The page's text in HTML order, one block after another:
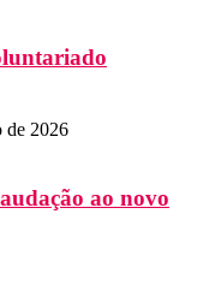
de 2026
ao novo